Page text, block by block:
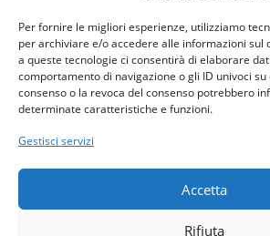
Per fornire le migliori esperienze, utilizziamo
per archiviare e/o accedere alle informazioni sul
a queste tecnologie ci consentirà di elaborare
comportamento di navigazione o gli ID univoci
consenso o la revoca del consenso potrebbero
determinate caratteristiche e funzioni.
Gestisci servizi
Accetta
Rifiuta
Help desk
Guida rapida